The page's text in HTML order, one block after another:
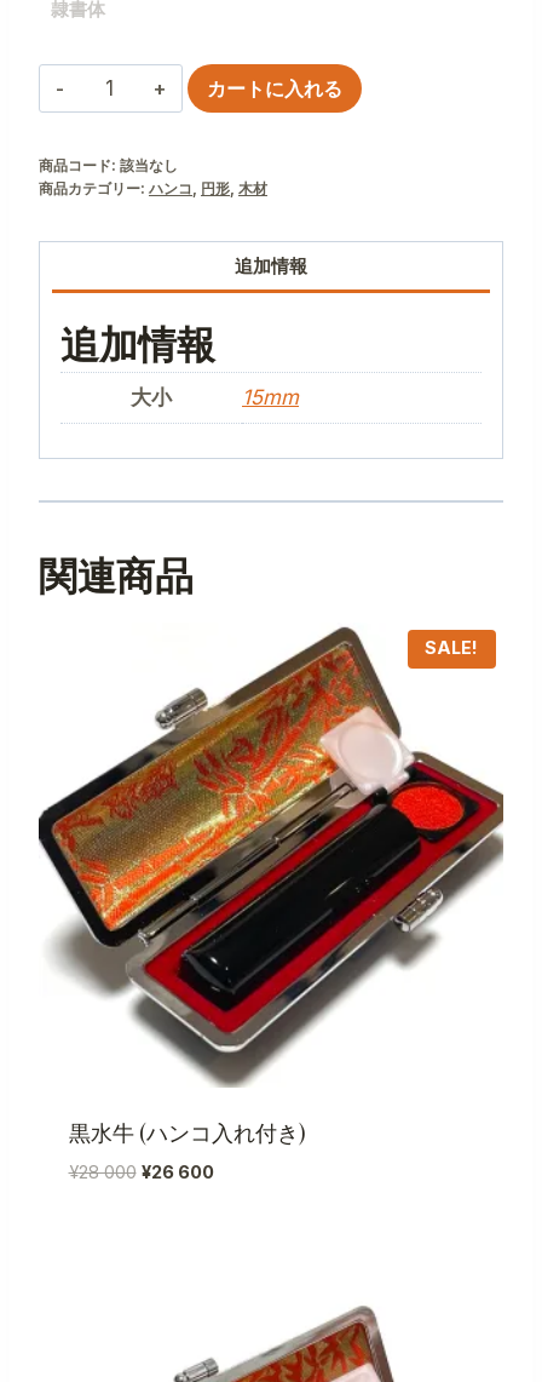
隷書体
楽
の
個
カートに入れる
商品コード: 該当なし
商品カテゴリー: ハンコ 円形 木材
追加情報
追加情報
大小 15mm
関連商品
SALE!
黒水牛 (ハンコ入れ付き)
¥28 000 元
¥26 600現
600